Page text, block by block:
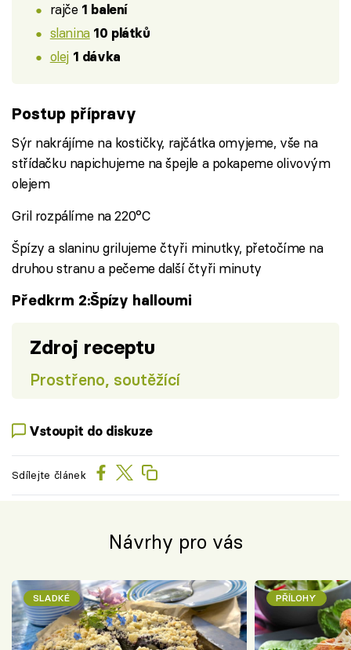
rajče 1 balení
slanina 10 plátků
olej 1 dávka
Postup přípravy
Sýr nakrájíme na kostičky, rajčátka omyjeme, vše na
střídačku napichujeme na špejle a pokapeme olivovým
olejem
Gril rozpálíme na 220°C
Špízy a slaninu grilujeme čtyři minutky, přetočíme na
druhou stranu a pečeme další čtyři minuty
Předkrm 2:Špízy halloumi
Zdroj receptu
Prostřeno, soutěžící
Vstoupit do diskuze
Sdílejte článek
Návrhy pro vás
SLADKÉ PŘÍLOHY